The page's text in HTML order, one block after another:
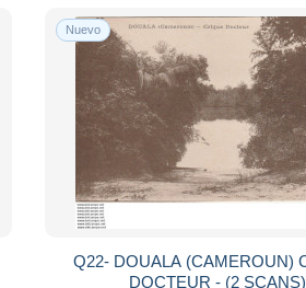
Nuevo
Q22- DOUALA (CAMEROUN) CRIQUE
DOCTEUR - (2 SCANS)